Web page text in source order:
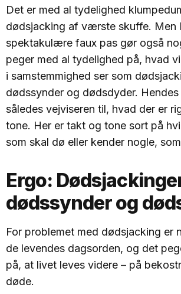
Det er med al tydelighed
dødsjacking af værste skuffe. Men
spektakulære faux pas gør også
peger med al tydelighed på, hvad
i samstemmighed ser som
dødssynder og dødsdyder.
således vejviseren til, hvad der er
tone. Her er takt og tone sort på
som skal dø eller kender nogle,
Ergo:
dødssynder og
For problemet med dødsjacking er
de levendes dagsorden, og det
på, at livet leves videre – på
døde.